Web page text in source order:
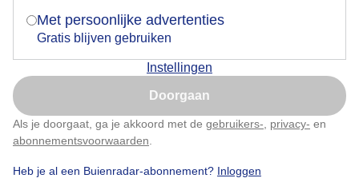
Met persoonlijke advertenties
Gratis blijven gebruiken
Instellingen
Doorgaan
Als je doorgaat, ga je akkoord met de gebruikers- privacy- en
abonnementsvoorwaarden
Heb je al een Buienradar-abonnement? Inloggen
Door: Dilia van Zon Gemaakt: 10-05-2026, 41x bekeken
Jachthaven Wolken
Nu niet, misschien later
Klik hierom dit aan te passen